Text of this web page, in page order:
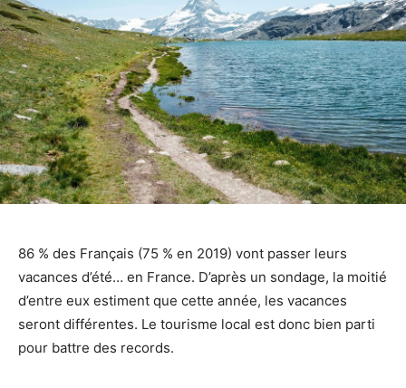
86 % des Français (75 % en 2019) vont passer leurs
vacances d’été… en France. D’après un sondage, la moitié
d’entre eux estiment que cette année, les vacances
seront différentes. Le tourisme local est donc bien parti
pour battre des records.